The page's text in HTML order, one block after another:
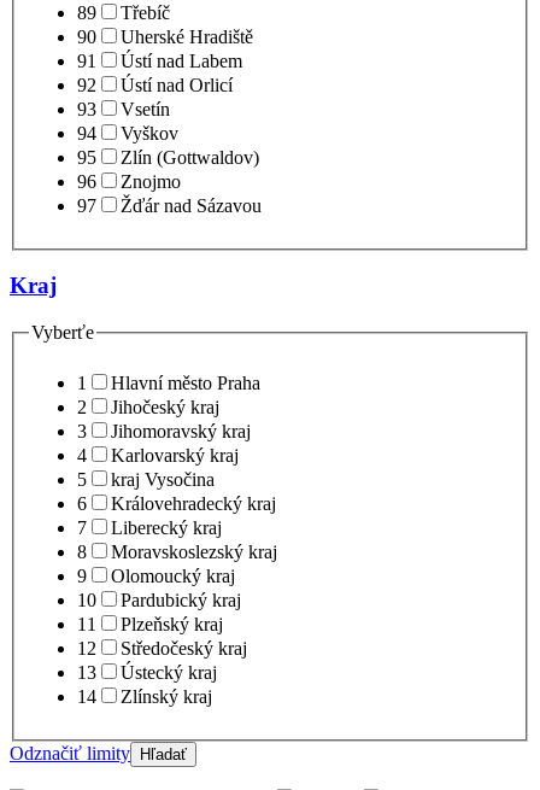
89
Třebíč
90
Uherské Hradiště
91
Ústí nad Labem
92
Ústí nad Orlicí
93
Vsetín
94
Vyškov
95
Zlín (Gottwaldov)
96
Znojmo
97
Žďár nad Sázavou
Kraj
Vyberťe
1
Hlavní město Praha
2
Jihočeský kraj
3
Jihomoravský kraj
4
Karlovarský kraj
5
kraj Vysočina
6
Královehradecký kraj
7
Liberecký kraj
8
Moravskoslezský kraj
9
Olomoucký kraj
10
Pardubický kraj
11
Plzeňský kraj
12
Středočeský kraj
13
Ústecký kraj
14
Zlínský kraj
Odznačiť limity Hľadať